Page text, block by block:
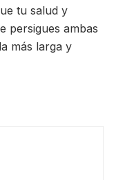
tu salud y
persigues ambas
más larga y